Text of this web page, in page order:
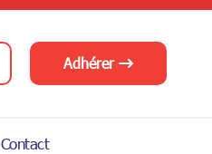
Adhérer
Contact